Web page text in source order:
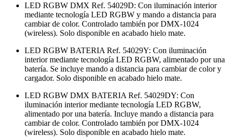
LED RGBW DMX Ref. 54029D: Con iluminación interior
mediante tecnología LED RGBW y mando a distancia para
cambiar de color. Controlado también por DMX-1024
(wireless). Solo disponible en acabado hielo mate.
LED RGBW BATERIA Ref. 54029Y: Con iluminación
interior mediante tecnología LED RGBW, alimentado por una
batería. Se incluye mando a distancia para cambiar de color y
cargador. Solo disponible en acabado hielo mate.
LED RGBW DMX BATERIA Ref. 54029DY: Con
iluminación interior mediante tecnología LED RGBW,
alimentado por una batería. Incluye mando a distancia para
cambiar de color. Controlado también por DMX-1024
(wireless). Solo disponible en acabado hielo mate.